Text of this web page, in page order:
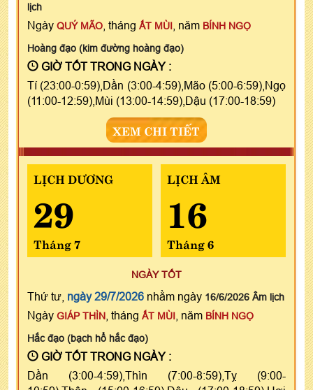
lịch
Ngày QUÝ MÃO , tháng ẤT MÙI , năm BÍNH NGỌ
Hoàng đạo (kim đường hoàng đạo)
GIỜ TỐT TRONG NGÀY :
Tí (23:00-0:59),Dần (3:00-4:59),Mão (5:00-6:59),Ngọ
(11:00-12:59),Mùi (13:00-14:59),Dậu (17:00-18:59)
XEM CHI TIẾT
LỊCH DƯƠNG
29
Tháng 7
LỊCH ÂM
16
Tháng 6
NGÀY TỐT
Thứ tư, ngày 29/7/2026 nhằm ngày 16/6/2026 Âm lịch
Ngày GIÁP THÌN , tháng ẤT MÙI , năm BÍNH NGỌ
Hắc đạo (bạch hổ hắc đạo)
GIỜ TỐT TRONG NGÀY :
Dần (3:00-4:59),Thìn (7:00-8:59),Tỵ (9:00-